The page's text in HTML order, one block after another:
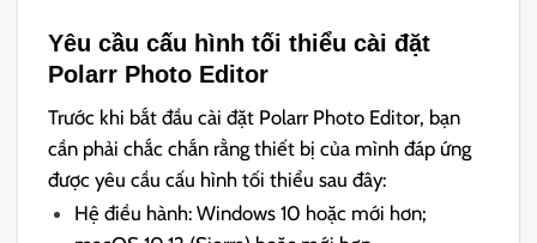
Yêu cầu cấu hình tối thiểu cài đặt
Polarr Photo Editor
Trước khi bắt đầu cài đặt Polarr Photo Editor, bạn
cần phải chắc chắn rằng thiết bị của mình đáp ứng
được yêu cầu cấu hình tối thiểu sau đây:
Hệ điều hành: Windows 10 hoặc mới hơn;